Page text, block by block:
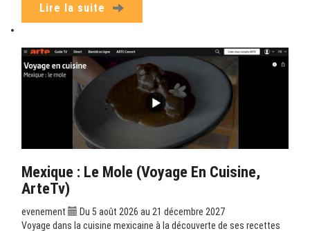
Lire la suite
Mexique : Le Mole (Voyage En Cuisine,
ArteTv)
evenement
Du 5 août 2026 au 21 décembre 2027
Voyage dans la cuisine mexicaine à la découverte de ses recettes